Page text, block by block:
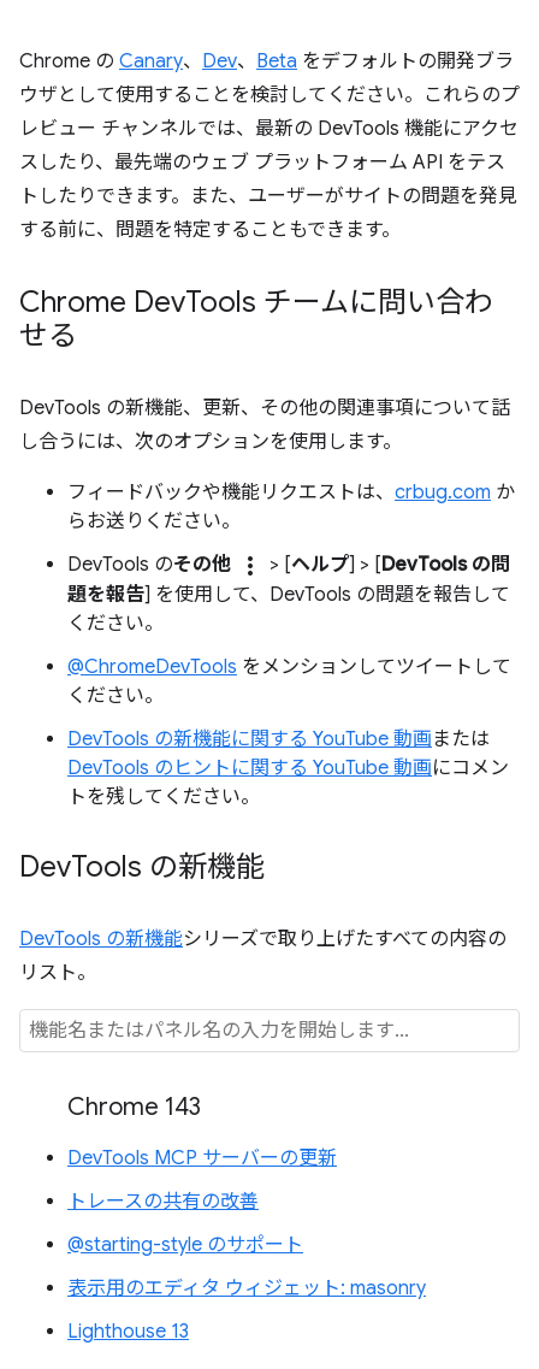
Chrome の Canary、 Dev、 Beta をデフォルトの開発ブラ
ウザとして使用することを検討してください。これらのプ
レビュー チャンネルでは、最新の DevTools 機能にアクセ
スしたり、最先端のウェブ プラットフォーム API をテス
トしたりできます。また、ユーザーがサイトの問題を発見
する前に、問題を特定することもできます。
Chrome DevTools チームに問い合わ
せる
DevTools の新機能、更新、その他の関連事項について話
し合うには、次のオプションを使用します。
フィードバックや機能リクエストは、 crbug.com か
らお送りください。
DevTools のその他 more_vert > [ヘルプ] > [DevTools の問
題を報告] を使用して、DevTools の問題を報告して
ください。
@ChromeDevTools をメンションしてツイートして
ください。
DevTools の新機能に関する YouTube 動画 または
DevTools のヒントに関する YouTube 動画にコメン
トを残してください。
DevTools の新機能
DevTools の新機能シリーズで取り上げたすべての内容の
リスト。
Chrome 143
DevTools MCP サーバーの更新
トレースの共有の改善
@starting-style のサポート
表示用のエディタ ウィジェット: masonry
Lighthouse 13